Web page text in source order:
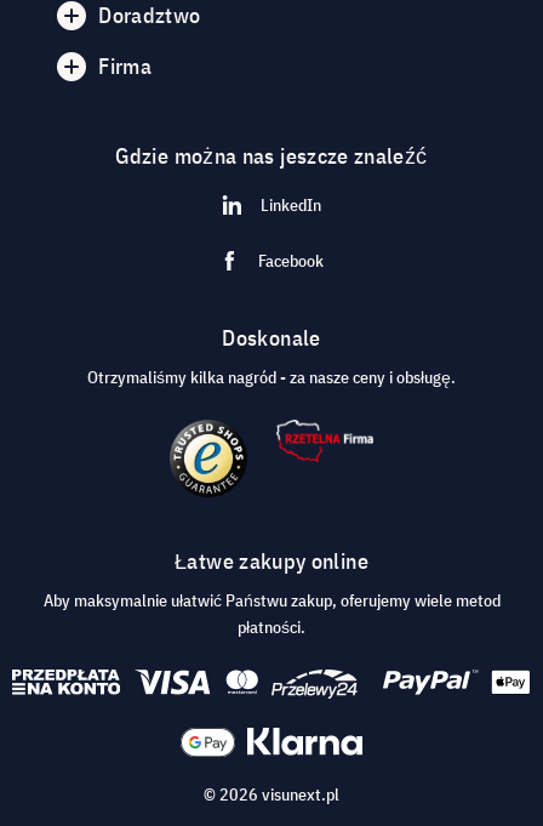
Doradztwo
Firma
Gdzie można nas jeszcze znaleźć
LinkedIn
Facebook
Doskonale
Otrzymaliśmy kilka nagród - za nasze ceny i obsługę.
Łatwe zakupy online
Aby maksymalnie ułatwić Państwu zakup, oferujemy wiele metod
płatności.
© 2026 visunext.pl